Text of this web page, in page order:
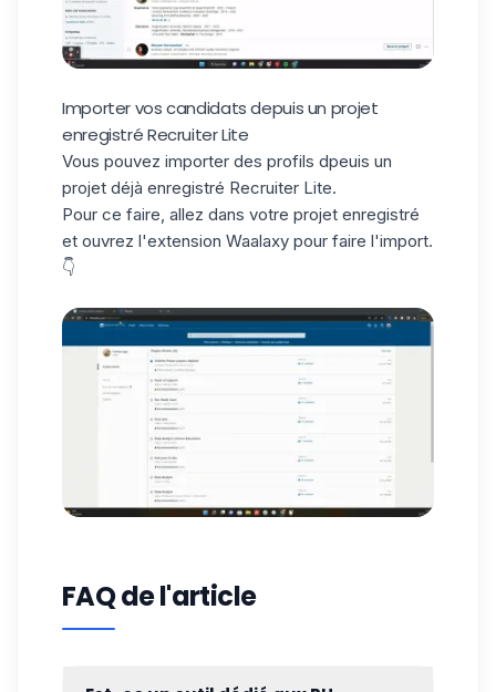
Importer vos candidats depuis un projet
enregistré Recruiter Lite
Vous pouvez importer des profils dpeuis un
projet déjà enregistré Recruiter Lite.
Pour ce faire, allez dans votre projet enregistré
et ouvrez l'extension Waalaxy pour faire l'import.
👇
FAQ de l'article